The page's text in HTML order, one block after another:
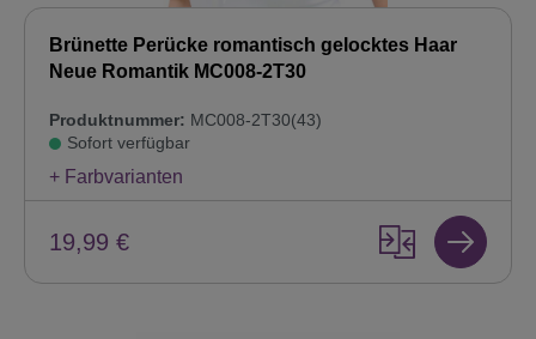
Brünette Perücke romantisch gelocktes Haar
Neue Romantik MC008-2T30
Produktnummer: MC008-2T30(43)
Sofort verfügbar
+ Farbvarianten
19,99 €